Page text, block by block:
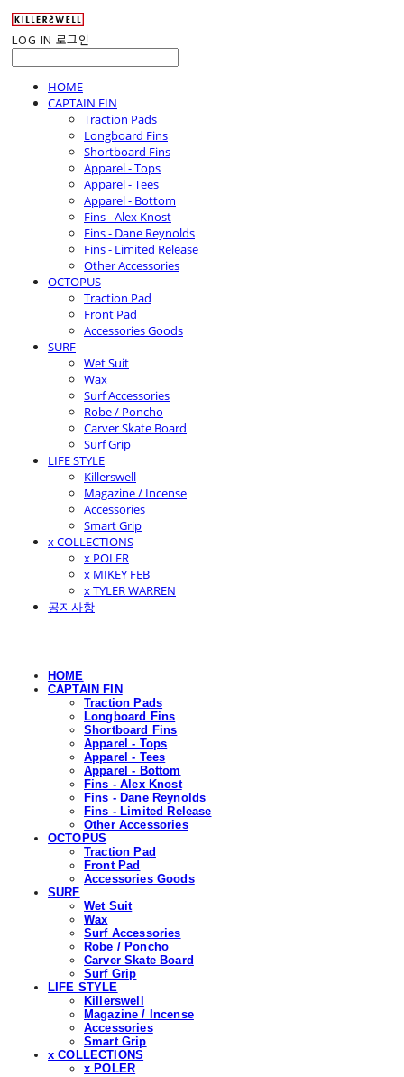
LOG IN 로그인
HOME
CAPTAIN FIN
Traction Pads
Longboard Fins
Shortboard Fins
Apparel - Tops
Apparel - Tees
Apparel - Bottom
Fins - Alex Knost
Fins - Dane Reynolds
Fins - Limited Release
Other Accessories
OCTOPUS
Traction Pad
Front Pad
Accessories Goods
SURF
Wet Suit
Wax
Surf Accessories
Robe / Poncho
Carver Skate Board
Surf Grip
LIFE STYLE
Killerswell
Magazine / Incense
Accessories
Smart Grip
x COLLECTIONS
x POLER
x MIKEY FEB
x TYLER WARREN
공지사항
HOME
CAPTAIN FIN
Traction Pads
Longboard Fins
Shortboard Fins
Apparel - Tops
Apparel - Tees
Apparel - Bottom
Fins - Alex Knost
Fins - Dane Reynolds
Fins - Limited Release
Other Accessories
OCTOPUS
Traction Pad
Front Pad
Accessories Goods
SURF
Wet Suit
Wax
Surf Accessories
Robe / Poncho
Carver Skate Board
Surf Grip
LIFE STYLE
Killerswell
Magazine / Incense
Accessories
Smart Grip
x COLLECTIONS
x POLER